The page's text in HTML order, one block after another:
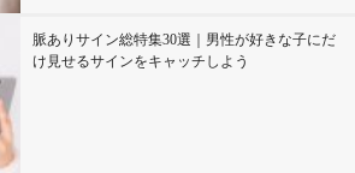
脈ありサイン総特集30選｜男性が好きな子にだ
け見せるサインをキャッチしよう